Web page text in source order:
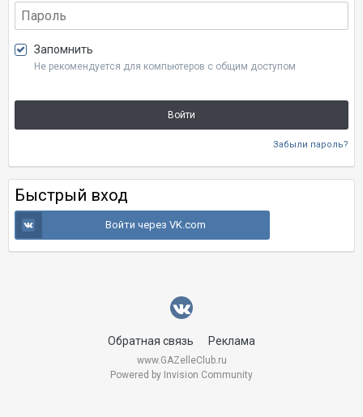
Запомнить
Не рекомендуется для компьютеров с общим доступом
Войти
Забыли пароль?
Быстрый вход
Войти через VK.com
Обратная связь Реклама
www.GAZelleClub.ru
Powered by Invision Community